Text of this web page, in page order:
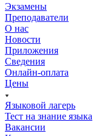
Экзамены
Преподаватели
О нас
Новости
Приложения
Сведения
Онлайн-оплата
Цены
Языковой лагерь
Тест на знание языка
Вакансии